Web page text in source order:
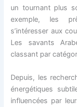
un tournant plus
exemple, les
s’intéresser aux
Les savants
classant par
Depuis, les
énergétiques
influencées par